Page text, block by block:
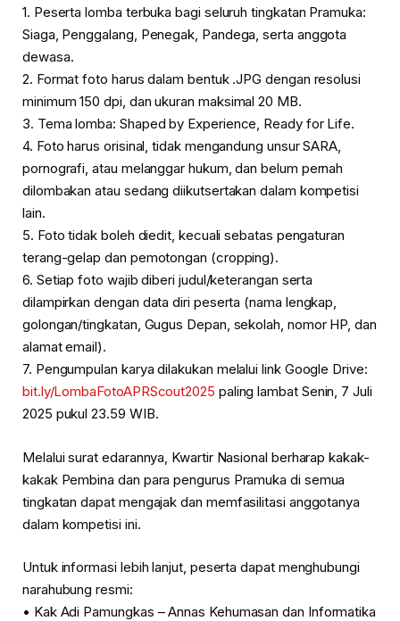
1. Peserta lomba terbuka bagi seluruh tingkatan Pramuka:
Siaga, Penggalang, Penegak, Pandega, serta anggota
dewasa.
2. Format foto harus dalam bentuk .JPG dengan resolusi
minimum 150 dpi, dan ukuran maksimal 20 MB.
3. Tema lomba: Shaped by Experience, Ready for Life.
4. Foto harus orisinal, tidak mengandung unsur SARA,
pornografi, atau melanggar hukum, dan belum pernah
dilombakan atau sedang diikutsertakan dalam kompetisi
lain.
5. Foto tidak boleh diedit, kecuali sebatas pengaturan
terang-gelap dan pemotongan (cropping).
6. Setiap foto wajib diberi judul/keterangan serta
dilampirkan dengan data diri peserta (nama lengkap,
golongan/tingkatan, Gugus Depan, sekolah, nomor HP, dan
alamat email).
7. Pengumpulan karya dilakukan melalui link Google Drive:
bit.ly/LombaFotoAPRScout2025 paling lambat Senin, 7 Juli
2025 pukul 23.59 WIB.
Melalui surat edarannya, Kwartir Nasional berharap kakak-
kakak Pembina dan para pengurus Pramuka di semua
tingkatan dapat mengajak dan memfasilitasi anggotanya
dalam kompetisi ini.
Untuk informasi lebih lanjut, peserta dapat menghubungi
narahubung resmi:
• Kak Adi Pamungkas – Annas Kehumasan dan Informatika